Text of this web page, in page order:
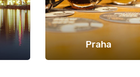
Praha